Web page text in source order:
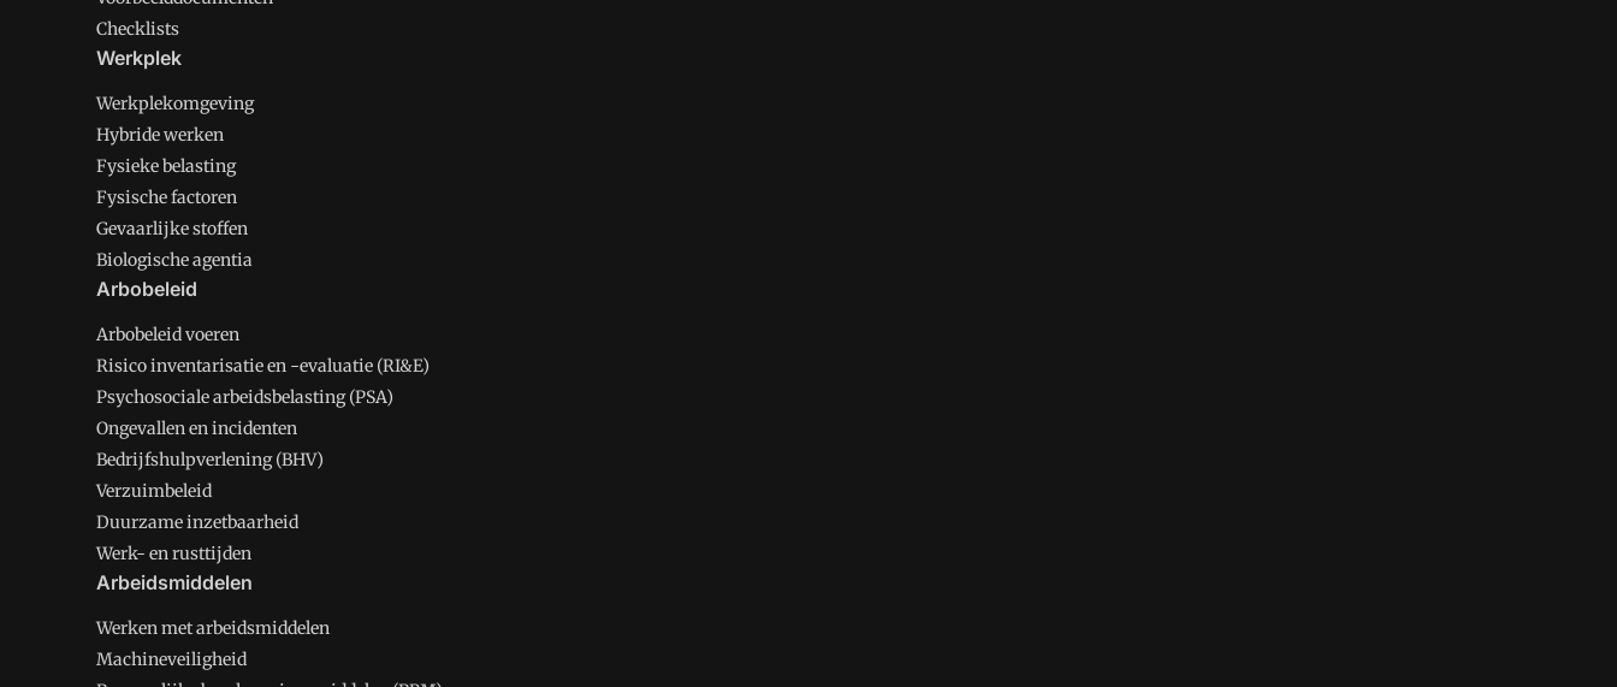
Checklists
Werkplek
Werkplekomgeving
Hybride werken
Fysieke belasting
Fysische factoren
Gevaarlijke stoffen
Biologische agentia
Arbobeleid
Arbobeleid voeren
Risico inventarisatie en -evaluatie (RI&E)
Psychosociale arbeidsbelasting (PSA)
Ongevallen en incidenten
Bedrijfshulpverlening (BHV)
Verzuimbeleid
Duurzame inzetbaarheid
Werk- en rusttijden
Arbeidsmiddelen
Werken met arbeidsmiddelen
Machineveiligheid